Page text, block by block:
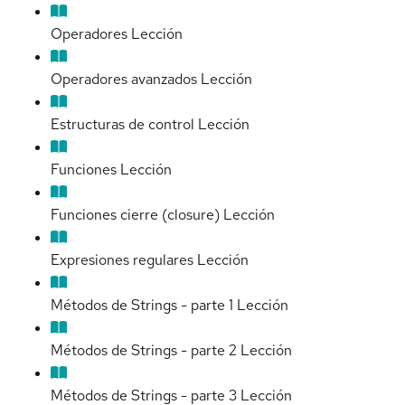
Operadores Lección
Operadores avanzados Lección
Estructuras de control Lección
Funciones Lección
Funciones cierre (closure) Lección
Expresiones regulares Lección
Métodos de Strings - parte 1 Lección
Métodos de Strings - parte 2 Lección
Métodos de Strings - parte 3 Lección